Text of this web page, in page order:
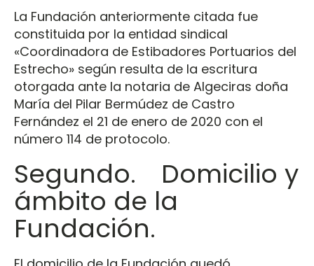
La Fundación anteriormente citada fue
constituida por la entidad sindical
«Coordinadora de Estibadores Portuarios del
Estrecho» según resulta de la escritura
otorgada ante la notaria de Algeciras doña
María del Pilar Bermúdez de Castro
Fernández el 21 de enero de 2020 con el
número 114 de protocolo.
Segundo. Domicilio y
ámbito de la
Fundación.